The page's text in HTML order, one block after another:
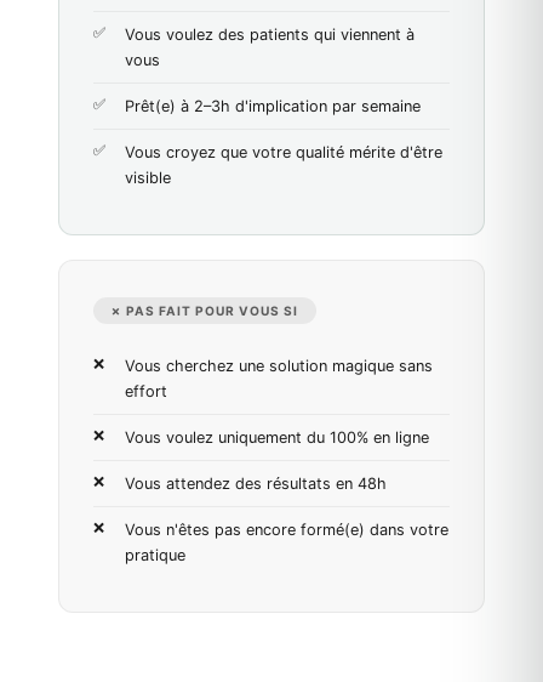
Vous voulez des patients qui viennent à
vous
Prêt(e) à 2–3h d'implication par semaine
Vous croyez que votre qualité mérite d'être
visible
✗ PAS FAIT POUR VOUS SI
Vous cherchez une solution magique sans
effort
Vous voulez uniquement du 100% en ligne
Vous attendez des résultats en 48h
Vous n'êtes pas encore formé(e) dans votre
pratique